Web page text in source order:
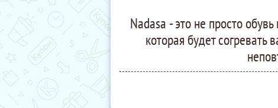
Nadasa - это не просто
которая будет